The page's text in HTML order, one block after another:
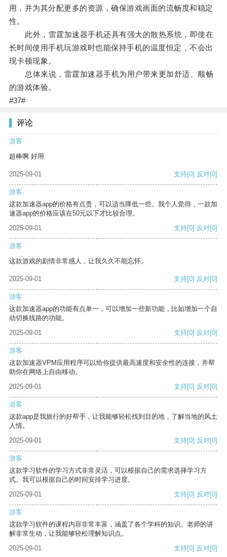
用，并为其分配更多的资源，确保游戏画面的流畅度和稳定
性。
此外，雷霆加速器手机还具有强大的散热系统，即使在
长时间使用手机玩游戏时也能保持手机的温度恒定，不会出
现卡顿现象。
总体来说，雷霆加速器手机为用户带来更加舒适、顺畅
的游戏体验。
#37#
评论
游客
超棒啊 好用
2025-09-01 支持[0] 反对[0]
游客
这款加速器app的价格有点贵，可以适当降低一些。我个人觉得，一款加
速器app的价格应该在50元以下才比较合理。
2025-09-01
支持[0] 反对[0]
游客
这款游戏的剧情非常感人，让我久久不能忘怀。
2025-09-01 支持[0] 反对[0]
游客
这款加速器app的功能有点单一，可以增加一些新功能，比如增加一个自
动切换线路的功能。
2025-09-01
支持[0] 反对[0]
游客
这款加速器VPM应用程序可以给你提供最高速度和安全性的连接，并帮
助你在网络上自由移动。
2025-09-01
支持[0] 反对[0]
游客
这款app是我旅行的好帮手，让我能够轻松找到目的地，了解当地的风土
人情。
2025-09-01
支持[0] 反对[0]
游客
这款学习软件的学习方式非常灵活，可以根据自己的需求选择学习方
式。我可以根据自己的时间安排学习进度。
2025-09-01
支持[0] 反对[0]
游客
这款学习软件的课程内容非常丰富，涵盖了各个学科的知识。老师的讲
解非常生动，让我能够轻松理解知识点。
2025-09-01
支持[0] 反对[0]